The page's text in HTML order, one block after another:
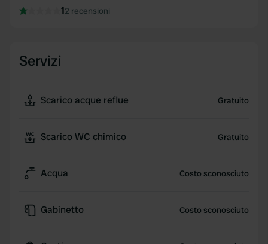
12 recensioni
Servizi
Scarico acque reflue Gratuito
Scarico WC chimico Gratuito
Acqua Costo sconosciuto
Gabinetto Costo sconosciuto